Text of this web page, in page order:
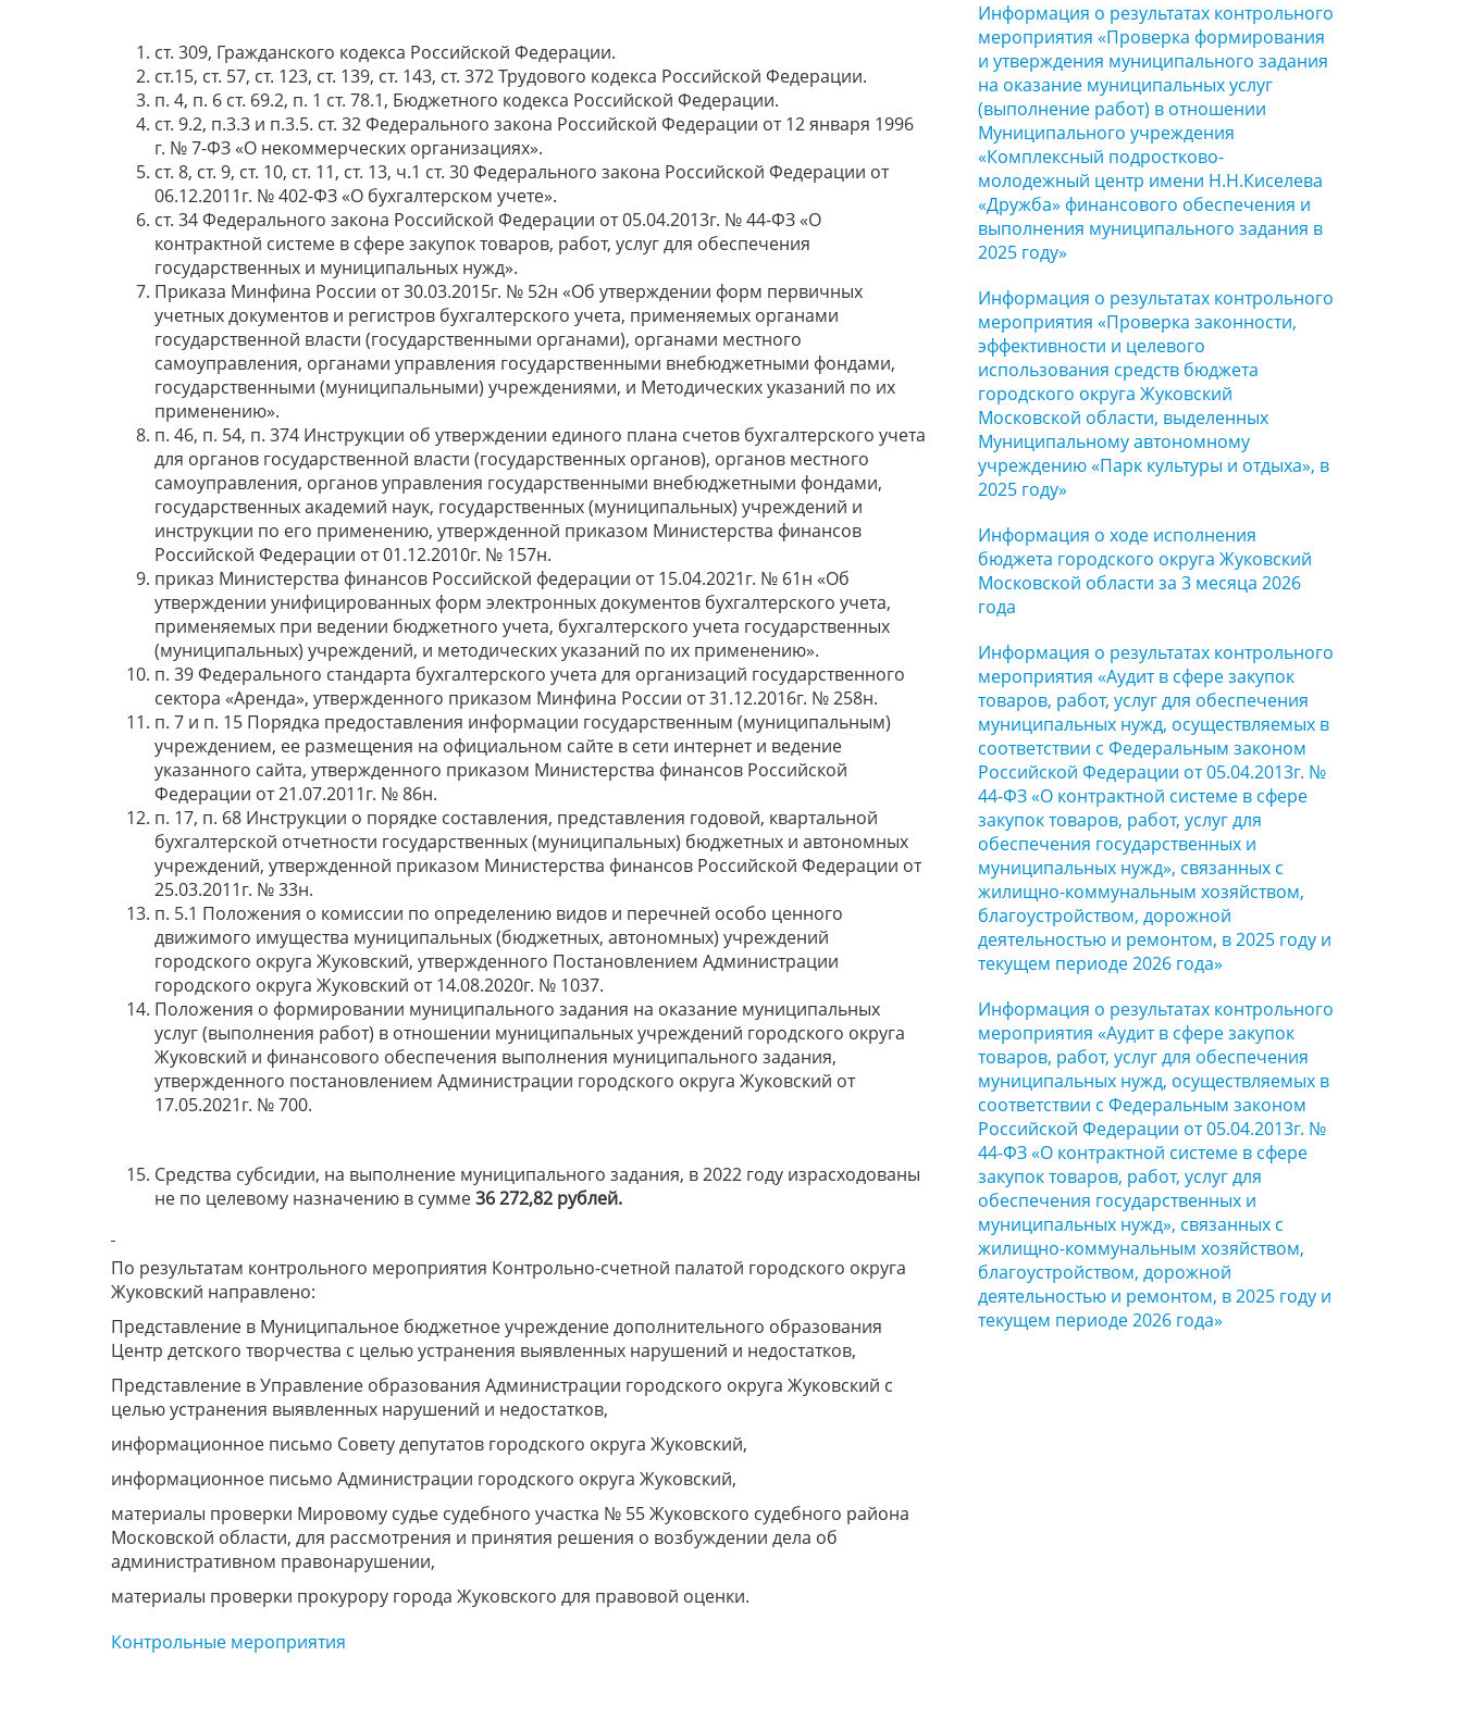
ст. 309, Гражданского кодекса Российской Федерации.
ст.15, ст. 57, ст. 123, ст. 139, ст. 143, ст. 372 Трудового кодекса Российской Федерации.
п. 4, п. 6 ст. 69.2, п. 1 ст. 78.1, Бюджетного кодекса Российской Федерации.
ст. 9.2, п.3.3 и п.3.5. ст. 32 Федерального закона Российской Федерации от 12 января 1996
г. № 7-ФЗ «О некоммерческих организациях».
ст. 8, ст. 9, ст. 10, ст. 11, ст. 13, ч.1 ст. 30 Федерального закона Российской Федерации от
06.12.2011г. № 402-ФЗ «О бухгалтерском учете».
ст. 34 Федерального закона Российской Федерации от 05.04.2013г. № 44-ФЗ «О
контрактной системе в сфере закупок товаров, работ, услуг для обеспечения
государственных и муниципальных нужд».
Приказа Минфина России от 30.03.2015г. № 52н «Об утверждении форм первичных
учетных документов и регистров бухгалтерского учета, применяемых органами
государственной власти (государственными органами), органами местного
самоуправления, органами управления государственными внебюджетными фондами,
государственными (муниципальными) учреждениями, и Методических указаний по их
применению».
п. 46, п. 54, п. 374 Инструкции об утверждении единого плана счетов бухгалтерского учета
для органов государственной власти (государственных органов), органов местного
самоуправления, органов управления государственными внебюджетными фондами,
государственных академий наук, государственных (муниципальных) учреждений и
инструкции по его применению, утвержденной приказом Министерства финансов
Российской Федерации от 01.12.2010г. № 157н.
приказ Министерства финансов Российской федерации от 15.04.2021г. № 61н «Об
утверждении унифицированных форм электронных документов бухгалтерского учета,
применяемых при ведении бюджетного учета, бухгалтерского учета государственных
(муниципальных) учреждений, и методических указаний по их применению».
п. 39 Федерального стандарта бухгалтерского учета для организаций государственного
сектора «Аренда», утвержденного приказом Минфина России от 31.12.2016г. № 258н.
п. 7 и п. 15 Порядка предоставления информации государственным (муниципальным)
учреждением, ее размещения на официальном сайте в сети интернет и ведение
указанного сайта, утвержденного приказом Министерства финансов Российской
Федерации от 21.07.2011г. № 86н.
п. 17, п. 68 Инструкции о порядке составления, представления годовой, квартальной
бухгалтерской отчетности государственных (муниципальных) бюджетных и автономных
учреждений, утвержденной приказом Министерства финансов Российской Федерации от
25.03.2011г. № 33н.
п. 5.1 Положения о комиссии по определению видов и перечней особо ценного
движимого имущества муниципальных (бюджетных, автономных) учреждений
городского округа Жуковский, утвержденного Постановлением Администрации
городского округа Жуковский от 14.08.2020г. № 1037.
Положения о формировании муниципального задания на оказание муниципальных
услуг (выполнения работ) в отношении муниципальных учреждений городского округа
Жуковский и финансового обеспечения выполнения муниципального задания,
утвержденного постановлением Администрации городского округа Жуковский от
17.05.2021г. № 700.
Средства субсидии, на выполнение муниципального задания, в 2022 году израсходованы
не по целевому назначению в сумме36 272,82 рублей.
По результатам контрольного мероприятия Контрольно-счетной палатой городского округа
Жуковский направлено:
Представление в Муниципальное бюджетное учреждение дополнительного образования
Центр детского творчества с целью устранения выявленных нарушений и недостатков,
Представление в Управление образования Администрации городского округа Жуковский с
целью устранения выявленных нарушений и недостатков,
информационное письмо Совету депутатов городского округа Жуковский,
информационное письмо Администрации городского округа Жуковский,
материалы проверки Мировому судье судебного участка № 55 Жуковского судебного района
Московской области, для рассмотрения и принятия решения о возбуждении дела об
административном правонарушении,
материалы проверки прокурору города Жуковского для правовой оценки.
Контрольные мероприятия
Информация о результатах контрольного
мероприятия «Проверка формирования
и утверждения муниципального задания
на оказание муниципальных услуг
(выполнение работ) в отношении
Муниципального учреждения
«Комплексный подростково-
молодежный центр имени Н.Н.Киселева
«Дружба» финансового обеспечения и
выполнения муниципального задания в
2025 году»
Информация о результатах контрольного
мероприятия «Проверка законности,
эффективности и целевого
использования средств бюджета
городского округа Жуковский
Московской области, выделенных
Муниципальному автономному
учреждению «Парк культуры и отдыха», в
2025 году»
Информация о ходе исполнения
бюджета городского округа Жуковский
Московской области за 3 месяца 2026
года
Информация о результатах контрольного
мероприятия «Аудит в сфере закупок
товаров, работ, услуг для обеспечения
муниципальных нужд, осуществляемых в
соответствии с Федеральным законом
Российской Федерации от 05.04.2013г. №
44-ФЗ «О контрактной системе в сфере
закупок товаров, работ, услуг для
обеспечения государственных и
муниципальных нужд», связанных с
жилищно-коммунальным хозяйством,
благоустройством, дорожной
деятельностью и ремонтом, в 2025 году и
текущем периоде 2026 года»
Информация о результатах контрольного
мероприятия «Аудит в сфере закупок
товаров, работ, услуг для обеспечения
муниципальных нужд, осуществляемых в
соответствии с Федеральным законом
Российской Федерации от 05.04.2013г. №
44-ФЗ «О контрактной системе в сфере
закупок товаров, работ, услуг для
обеспечения государственных и
муниципальных нужд», связанных с
жилищно-коммунальным хозяйством,
благоустройством, дорожной
деятельностью и ремонтом, в 2025 году и
текущем периоде 2026 года»